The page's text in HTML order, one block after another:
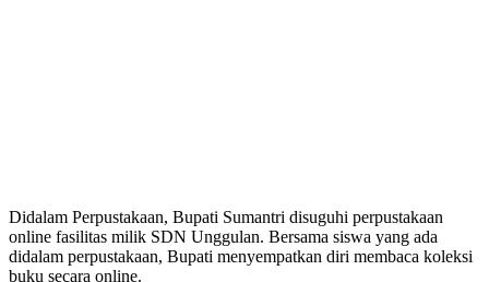
Didalam Perpustakaan, Bupati Sumantri disuguhi perpustakaan
online fasilitas milik SDN Unggulan. Bersama siswa yang ada
didalam perpustakaan, Bupati menyempatkan diri membaca koleksi
buku secara online.